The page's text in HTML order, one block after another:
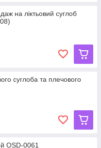
на ліктьовий суглоб
суглоба та плечового
OSD-0061